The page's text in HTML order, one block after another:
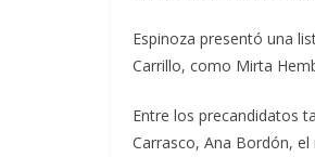
Espinoza presentó una
Carrillo, como Mirta
Entre los precandidatos
Carrasco, Ana Bordón,